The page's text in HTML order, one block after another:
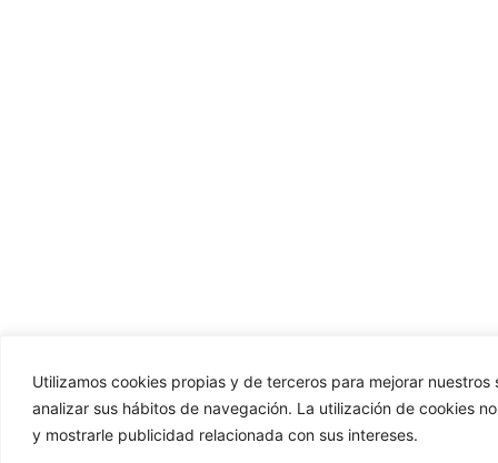
Utilizamos cookies propias y de terceros para mejorar
analizar sus hábitos de navegación. La utilización de cookies
y mostrarle publicidad relacionada con sus intereses.